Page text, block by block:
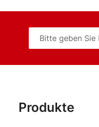
Produkte